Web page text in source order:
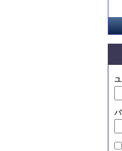
【
【